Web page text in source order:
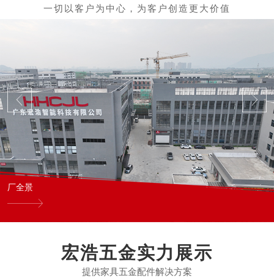
厂全景
宏浩五金实力展示
提供家具五金配件解决方案